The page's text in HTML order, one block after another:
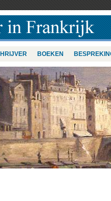
BOEKEN